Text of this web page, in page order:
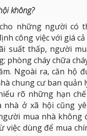
không?
những người có
công việc với giá
suất thấp, người
phòng cháy chữa
Ngoài ra, căn hộ
chung cư ban quản
rõ những hạn
nhà ở xã hội cũng
mua nhà không
việc dùng để mua